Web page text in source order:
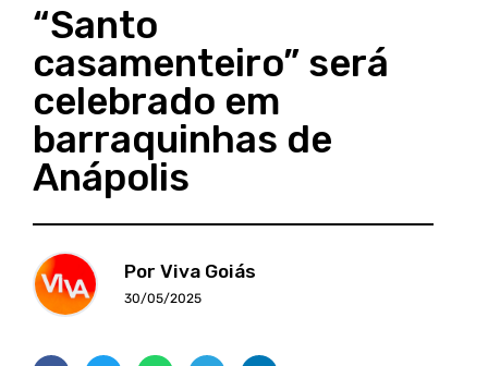
“Santo
casamenteiro” será
celebrado em
barraquinhas de
Anápolis
Por Viva Goiás
30/05/2025